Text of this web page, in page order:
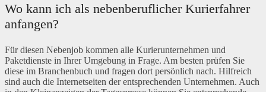
Wo kann ich als nebenberuflicher Kurierfahrer
anfangen?
Für diesen Nebenjob kommen alle Kurierunternehmen und
Paketdienste in Ihrer Umgebung in Frage. Am besten prüfen Sie
diese im Branchenbuch und fragen dort persönlich nach. Hilfreich
sind auch die Internetseiten der entsprechenden Unternehmen. Auch